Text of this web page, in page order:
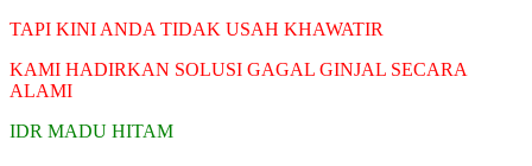
TAPI KINI ANDA TIDAK USAH KHAWATIR
KAMI HADIRKAN SOLUSI GAGAL GINJAL SECARA
ALAMI
IDR MADU HITAM